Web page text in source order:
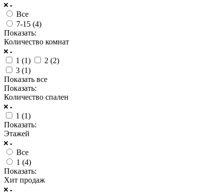
Все
7-15 (4)
Показать:
Количество комнат
1 (1) 2 (2)
3 (1)
Показать все
Показать:
Количество спален
1 (1)
Показать:
Этажей
Все
1 (4)
Показать:
Хит продаж